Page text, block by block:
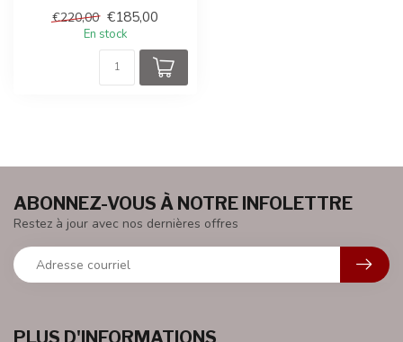
bouger. Le kart ...
€220,00 €185,00
En stock
PLUS D'INFORMATIONS
ABONNEZ-VOUS À NOTRE INFOLETTRE
Restez à jour avec nos dernières offres